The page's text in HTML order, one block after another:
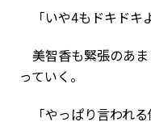
「いや4もドキドキ
美智香も緊張のあ
っていく。
「やっぱり言われる